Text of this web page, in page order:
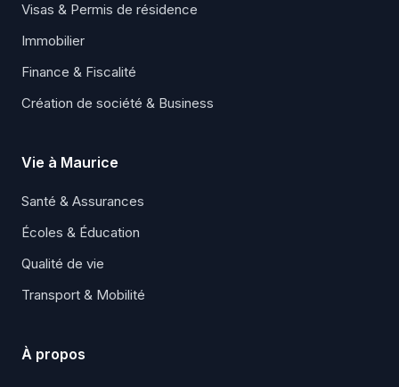
Visas & Permis de résidence
Immobilier
Finance & Fiscalité
Création de société & Business
Vie à Maurice
Santé & Assurances
Écoles & Éducation
Qualité de vie
Transport & Mobilité
À propos